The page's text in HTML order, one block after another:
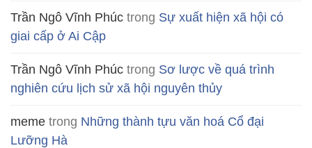
Trần Ngô Vĩnh Phúc trong Sự xuất hiện xã hội có
giai cấp ở Ai Cập
Trần Ngô Vĩnh Phúc trong Sơ lược về quá trình
nghiên cứu lịch sử xã hội nguyên thủy
meme trong Những thành tựu văn hoá Cổ đại
Lưỡng Hà